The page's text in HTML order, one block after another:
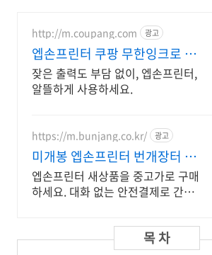
http://m.coupang.com 광고
엡손프린터 쿠팡 무한잉크로 유
지비 절약
잦은 출력도 부담 없이, 엡손프린터,
알뜰하게 사용하세요.
https://m.bunjang.co.kr/ 광고
미개봉 엡손프린터 번개장터 국
내 최대 브랜드 중고거래
엡손프린터 새상품을 중고가로 구매
하세요. 대화 없는 안전결제로 간편
구 최다 상품 매일 10만 개 이상의
신규 상품 업로드